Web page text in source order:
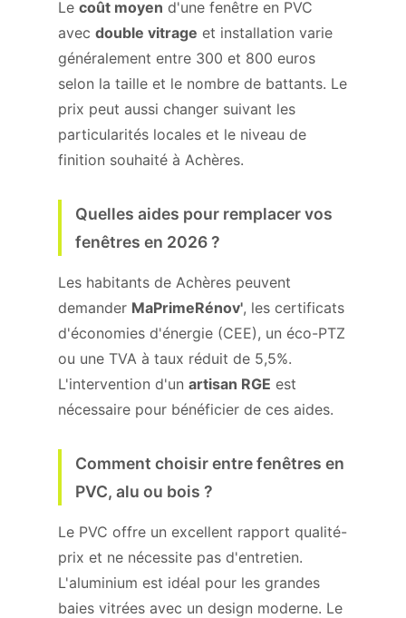
Le coût moyen d'une fenêtre en PVC
avec double vitrage et installation varie
généralement entre 300 et 800 euros
selon la taille et le nombre de battants. Le
prix peut aussi changer suivant les
particularités locales et le niveau de
finition souhaité à Achères.
Quelles aides pour remplacer vos
fenêtres en 2026 ?
Les habitants de Achères peuvent
demander MaPrimeRénov', les certificats
d'économies d'énergie (CEE), un éco-PTZ
ou une TVA à taux réduit de 5,5%.
L'intervention d'un artisan RGE est
nécessaire pour bénéficier de ces aides.
Comment choisir entre fenêtres en
PVC, alu ou bois ?
Le PVC offre un excellent rapport qualité-
prix et ne nécessite pas d'entretien.
L'aluminium est idéal pour les grandes
baies vitrées avec un design moderne. Le